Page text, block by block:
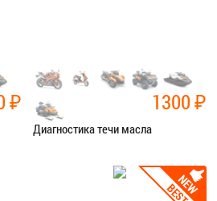
₽ 1300₽
Диагностика течи масла
Диагностика